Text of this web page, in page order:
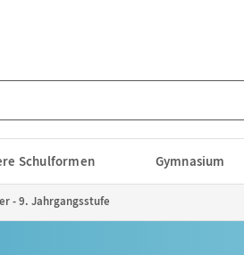
Schulformen Gymnasium
- 9. Jahrgangsstufe